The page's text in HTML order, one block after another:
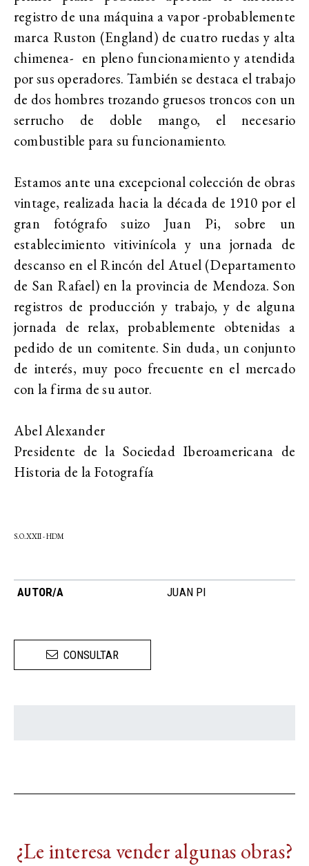
registro de una máquina a vapor -probablemente
marca Ruston (England) de cuatro ruedas y alta
chimenea- en pleno funcionamiento y atendida
por sus operadores. También se destaca el trabajo
de dos hombres trozando gruesos troncos con un
serrucho de doble mango, el necesario
combustible para su funcionamiento.
Estamos ante una excepcional colección de obras
vintage, realizada hacia la década de 1910 por el
gran fotógrafo suizo Juan Pi, sobre un
establecimiento vitivinícola y una jornada de
descanso en el Rincón del Atuel (Departamento
de San Rafael) en la provincia de Mendoza. Son
registros de producción y trabajo, y de alguna
jornada de relax, probablemente obtenidas a
pedido de un comitente. Sin duda, un conjunto
de interés, muy poco frecuente en el mercado
con la firma de su autor.
Abel Alexander
Presidente de la Sociedad Iberoamericana de
Historia de la Fotografía
S.O.XXII -HDM
AUTOR/A JUAN PI
CONSULTAR
¿Le interesa vender algunas obras?